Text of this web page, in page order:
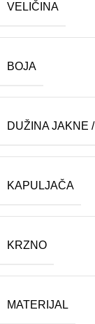
VELIČINA
BOJA
DUŽINA JAKNE
KAPULJAČA
KRZNO
MATERIJAL